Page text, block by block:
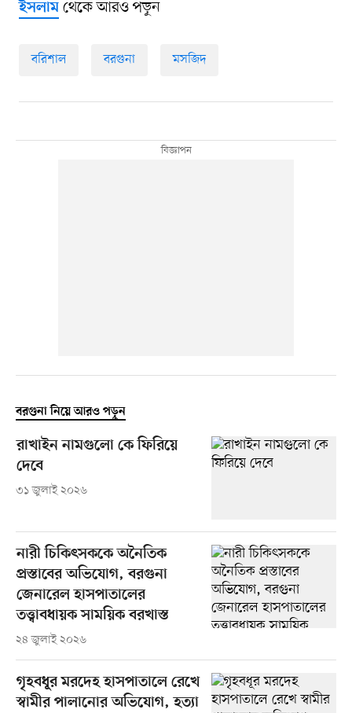
ইসলামথেকে আরও পড়ুন
বরিশাল বরগুনা মসজিদ
বরগুনা নিয়ে আরও পড়ুন
রাখাইন নামগুলো কে ফিরিয়ে
দেবে
৩১ জুলাই ২০২৬
নারী চিকিৎসককে অনৈতিক
প্রস্তাবের অভিযোগ, বরগুনা
জেনারেল হাসপাতালের
তত্ত্বাবধায়ক সাময়িক বরখাস্ত
২৪ জুলাই ২০২৬
গৃহবধূর মরদেহ হাসপাতালে রেখে
স্বামীর পালানোর অভিযোগ, হত্যা